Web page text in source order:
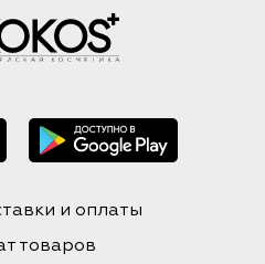
и оплаты
товаров